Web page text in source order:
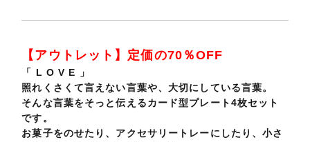
【アウトレット】定価の70％OFF
「 L O V E 」
照れくさくて言えない言葉や、大切にしている言葉。
そんな言葉をそっと伝えるカード型プレート4枚セット
です。
お菓子をのせたり、アクセサリートレーにしたり、小さ